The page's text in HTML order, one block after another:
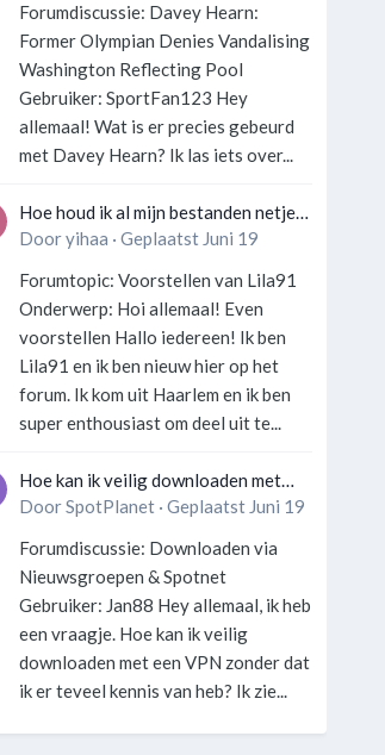
Forumdiscussie: Davey Hearn:
Former Olympian Denies Vandalising
Washington Reflecting Pool
Gebruiker: SportFan123 Hey
allemaal! Wat is er precies gebeurd
met Davey Hearn? Ik las iets over...
Hoe houd ik al mijn bestanden netjes
georganiseerd zonder gek te
Dooryihaa · Geplaatst Juni 19
Forumtopic: Voorstellen van Lila91
Onderwerp: Hoi allemaal! Even
voorstellen Hallo iedereen! Ik ben
Lila91 en ik ben nieuw hier op het
forum. Ik kom uit Haarlem en ik ben
super enthousiast om deel uit te...
Hoe kan ik veilig downloaden met
een VPN zonder technische kennis?
DoorSpotPlanet· Geplaatst Juni 19
Forumdiscussie: Downloaden via
Nieuwsgroepen & Spotnet
Gebruiker: Jan88 Hey allemaal, ik heb
een vraagje. Hoe kan ik veilig
downloaden met een VPN zonder dat
ik er teveel kennis van heb? Ik zie...